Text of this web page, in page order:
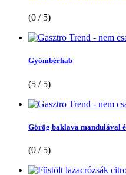
(0 / 5)
Gyömbérhab
(5 / 5)
Görög baklava mandulával
(0 / 5)